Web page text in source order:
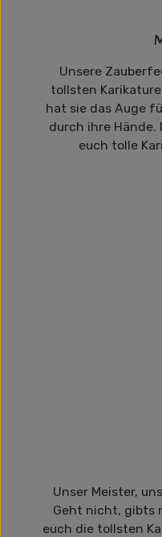
Unsere
tollsten
hat sie das Auge
durch ihre
euch tolle
Unser Meister,
Geht nicht, gibts
euch die tollsten